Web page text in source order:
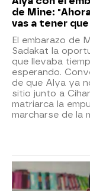
de Mine:
vas a tener
El embarazo de
Sadakat la
que llevaba
esperando.
de que Alya ya
sitio junto a
matriarca la
marcharse de la